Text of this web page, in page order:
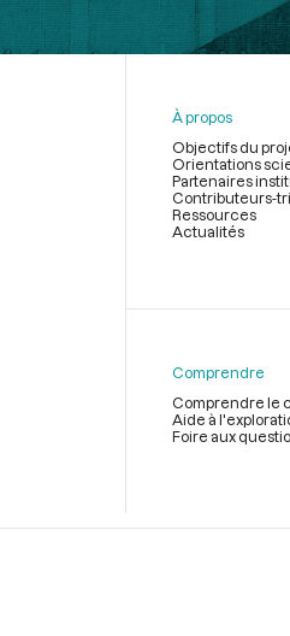
page
À propos
Objectifs du
Orientations
Partenaires
Contributeurs-
Ressources
Actualités
Comprendre
Comprendre le
Aide à
Foire aux